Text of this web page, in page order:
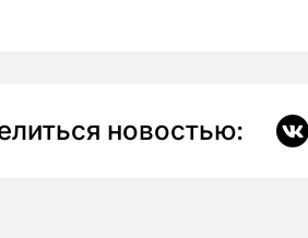
новостью: